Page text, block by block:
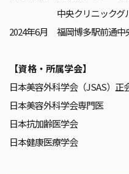
中央クリニックグ
2024年6月
福岡博多駅前通中
【資格・所属学会】
日本美容外科学会（JSAS）正
日本美容外科学会専門医
日本抗加齢医学会
日本健康医療学会